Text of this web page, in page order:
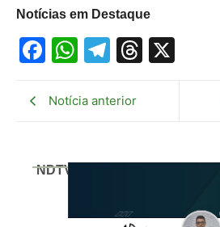
Notícias em Destaque
Facebook
WhatsApp
Telegram
Notícia anterior
NDTV